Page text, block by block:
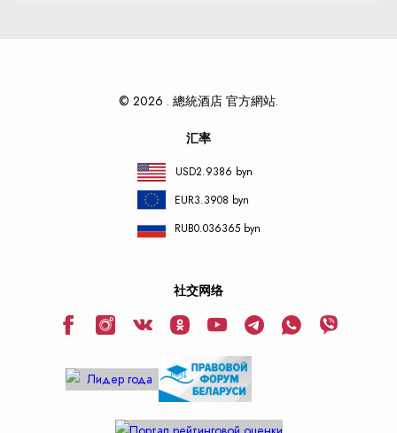
© 2026 . 總統酒店 官方網站.
汇率
USD2.9386 byn
EUR3.3908 byn
RUB0.036365 byn
社交网络